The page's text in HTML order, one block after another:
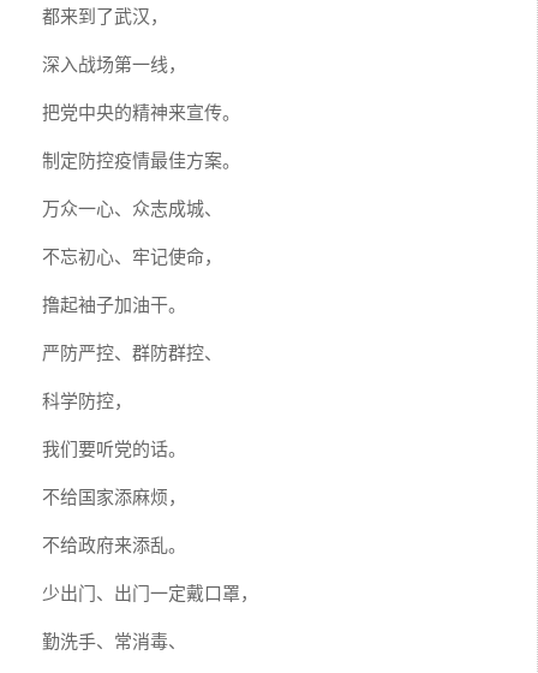
都来到了武汉，
深入战场第一线，
把党中央的精神来宣传。
制定防控疫情最佳方案。
万众一心、众志成城、
不忘初心、牢记使命，
撸起袖子加油干。
严防严控、群防群控、
科学防控，
我们要听党的话。
不给国家添麻烦，
不给政府来添乱。
少出门、出门一定戴口罩，
勤洗手、常消毒、